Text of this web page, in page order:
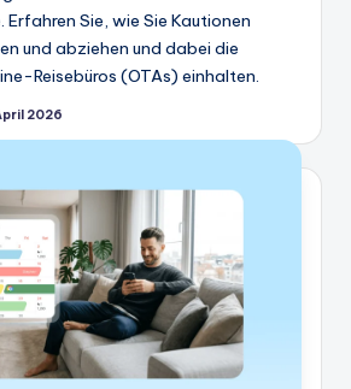
Sie, wie Sie Kautionen
und abziehen und dabei die
Reisebüros (OTAs) einhalten.
2026